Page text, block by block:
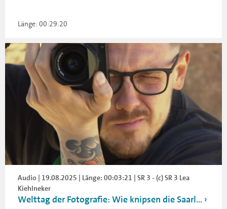
Länge: 00:29:20
Audio | 19.08.2025 | Länge: 00:03:21 | SR 3 - (c) SR 3 Lea
Kiehlneker
Welttag der Fotografie: Wie knipsen die Saarl...